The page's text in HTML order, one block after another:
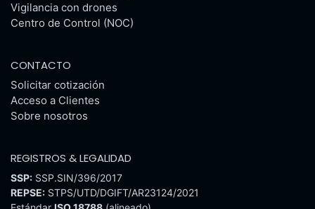
Vigilancia con drones
Centro de Control (NOC)
CONTACTO
Solicitar cotización
Acceso a Clientes
Sobre nosotros
REGISTROS & LEGALIDAD
SSP: SSP.SIN/396/2017
REPSE: STPS/UTD/DGIFT/AR23124/2021